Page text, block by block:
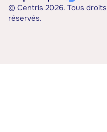
© Centris 2026. Tous droits
réservés.